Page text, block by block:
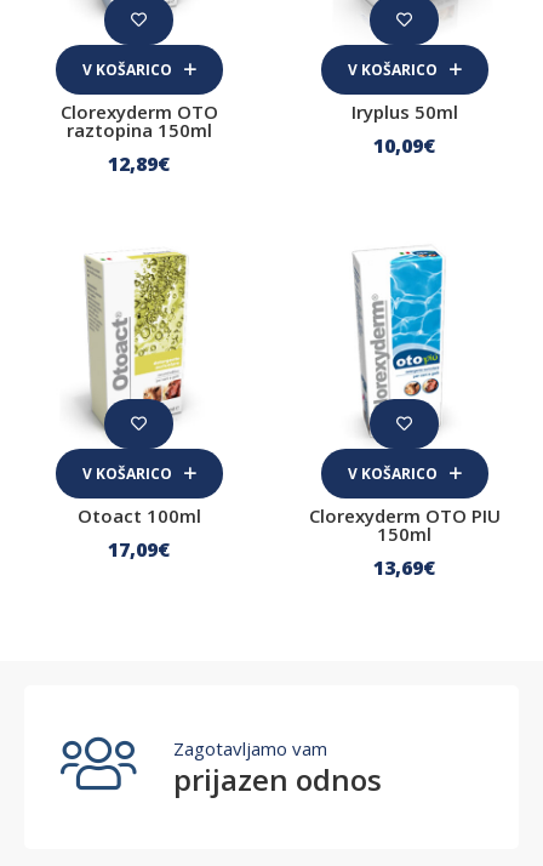
V KOŠARICO
Clorexyderm OTO
raztopina 150ml
12,89€
V KOŠARICO
Iryplus 50ml
10,09€
V KOŠARICO
Otoact 100ml
17,09€
V KOŠARICO
Clorexyderm OTO PIU
150ml
13,69€
Zagotavljamo vam
prijazen odnos